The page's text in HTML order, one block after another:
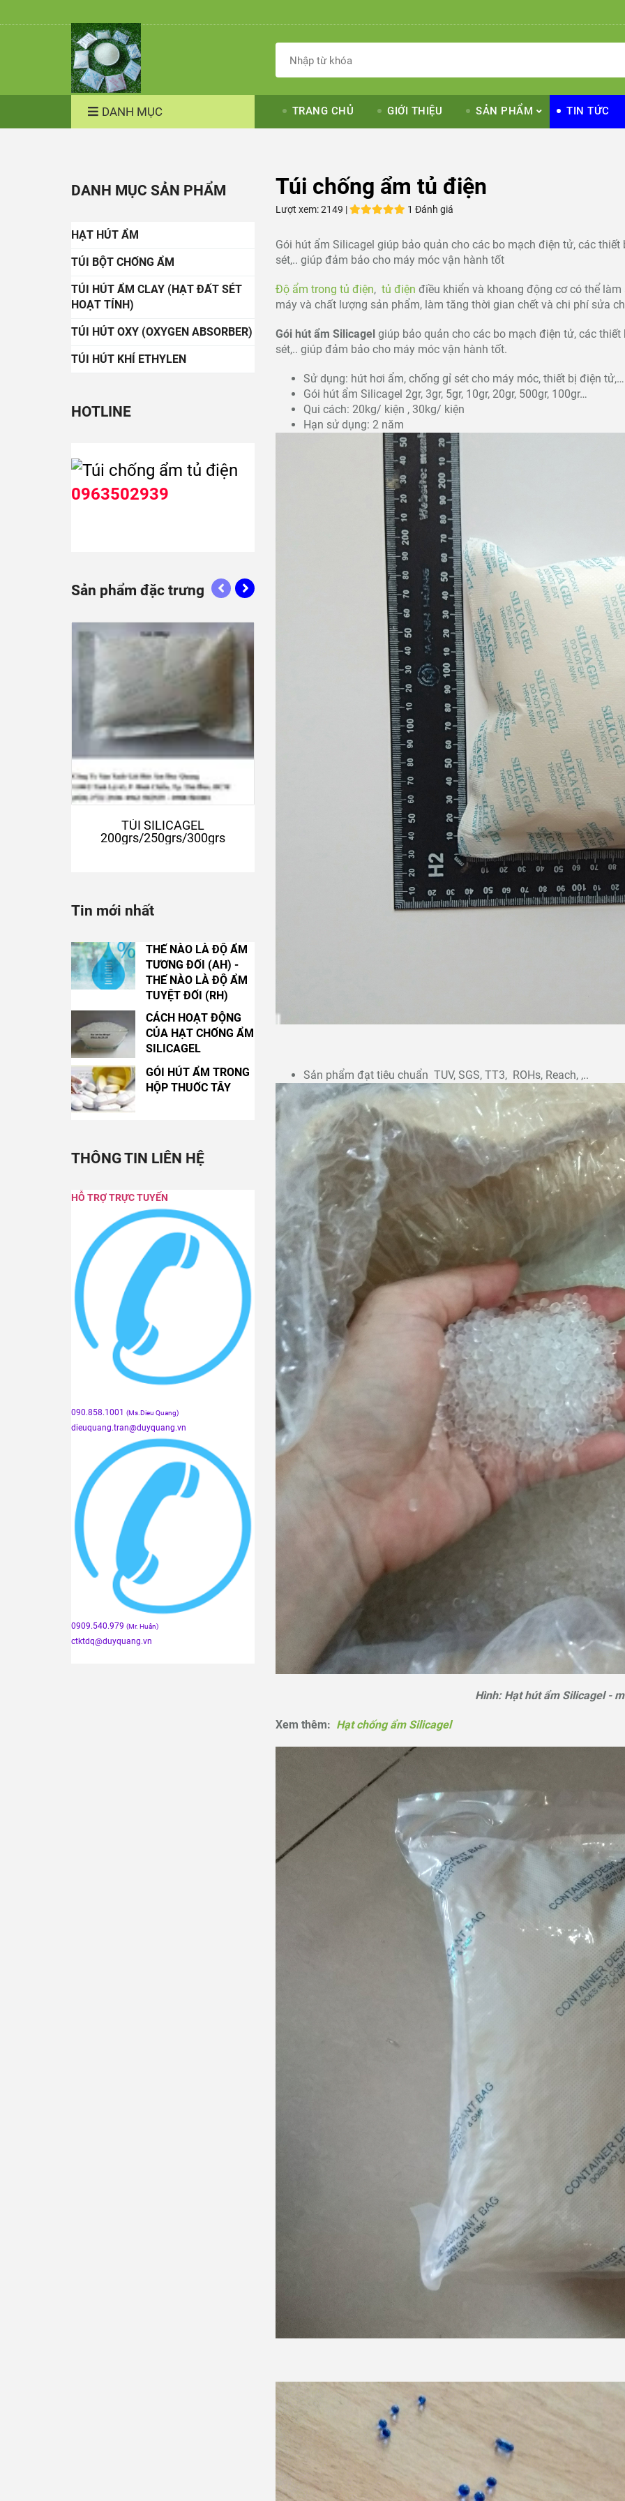
DANH MỤC TRANG CHỦ GIỚI THIỆU SẢN PHẨM TIN TỨC
Túi chống ẩm tủ điện
Lượt xem:2149 | 1 Đánh giá
Gói hút ẩm Silicagel giúp bảo quản cho các bo mạch điện tử, các
sét,.. giúp đảm bảo cho máy móc vận hành tốt
Độ ẩm trong tủ điện, tủ điện điều khiển và khoang động cơ có thể
máy và chất lượng sản phẩm, làm tăng thời gian chết và chi phí sửa
Gói hút ẩm Silicagelgiúp bảo quản cho các bo mạch điện tử, các
sét,.. giúp đảm bảo cho máy móc vận hành tốt.
Sử dụng: hút hơi ẩm, chống gỉ sét cho máy móc, thiết bị điện tử,…
Gói hút ẩm Silicagel 2gr, 3gr, 5gr, 10gr, 20gr, 500gr, 100gr…
Qui cách: 20kg/ kiện , 30kg/ kiện
Hạn sử dụng: 2 năm
Sản phẩm đạt tiêu chuẩn TUV, SGS, TT3, ROHs, Reach, ,..
Hình: Hạt hút ẩm Silicagel -
Xem thêm: Hạt chống ẩm Silicagel
DANH MỤC SẢN PHẨM
HẠT HÚT ẨM
TÚI BỘT CHỐNG ẨM
TÚI HÚT ẨM CLAY (HẠT ĐẤT SÉT
HOẠT TÍNH)
TÚI HÚT OXY (OXYGEN ABSORBER)
TÚI HÚT KHÍ ETHYLEN
HOTLINE
0963502939
Sản phẩm đặc trưng
TÚI SILICAGEL
200grs/250grs/300grs
Hạt hút ẩm silicagel Xanh
TÚI HÚT ẨM SILICA
GR- NHỎ
Tin mới nhất
THẾ NÀO LÀ ĐỘ ẨM
TƯƠNG ĐỐI (AH) -
THẾ NÀO LÀ ĐỘ ẨM
TUYỆT ĐỐI (RH)
CÁCH HOẠT ĐỘNG
CỦA HẠT CHỐNG ẨM
SILICAGEL
GÓI HÚT ẨM TRONG
HỘP THUỐC TÂY
THÔNG TIN LIÊN HỆ
HỖ TRỢ TRỰC TUYẾN
090.858.1001 (Ms.Dieu Quang)
dieuquang.tran@duyquang.vn
0909.540.979 (Mr. Huân)
ctktdq@duyquang.vn